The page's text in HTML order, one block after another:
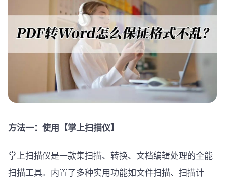
方法一：使用【掌上扫描仪】
掌上扫描仪是一款集扫描、转换、文档编辑处理的全能
扫描工具。内置了多种实用功能如文件扫描、扫描计